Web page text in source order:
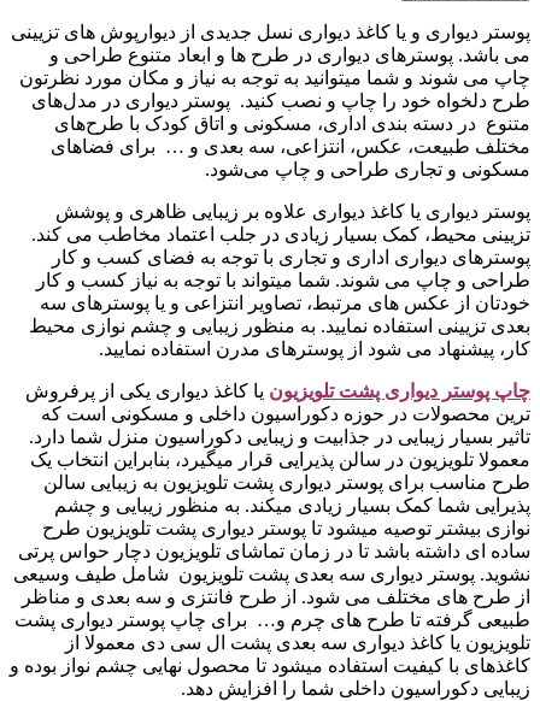
پوستر دیواری و یا کاغذ دیواری نسل جدیدی از دیوارپوش های تزیینی
می باشد. پوسترهای دیواری در طرح ها و ابعاد متنوع طراحی و
چاپ می شوند و شما میتوانید به توجه به نیاز و مکان مورد نظرتون
طرح دلخواه خود را چاپ و نصب کنید. پوستر دیواری در مدل‌های
متنوع در دسته‌ بندی اداری، مسکونی و اتاق کودک با طرح‌های
مختلف طبیعت، عکس، انتزاعی، سه بعدی و … برای فضاهای
مسکونی و تجاری طراحی و چاپ می‌شود.
پوستر دیواری یا کاغذ دیواری علاوه بر زیبایی ظاهری و پوشش
تزیینی محیط، کمک بسیار زیادی در جلب اعتماد مخاطب می کند.
پوسترهای دیواری اداری و تجاری با توجه به فضای کسب و کار
طراحی و چاپ می شوند. شما میتواند با توجه به نیاز کسب و کار
خودتان از عکس های مرتبط، تصاویر انتزاعی و یا پوسترهای سه
بعدی تزیینی استفاده نمایید. به منظور زیبایی و چشم نوازی محیط
کار، پیشنهاد می شود از پوسترهای مدرن استفاده نمایید.
چاپ پوستر دیواری پشت تلویزیون یا کاغذ دیواری یکی از پرفروش
ترین محصولات در حوزه دکوراسیون داخلی و مسکونی است که
تاثیر بسیار زیبایی در جذابیت و زیبایی دکوراسیون منزل شما دارد.
معمولا تلویزیون در سالن پذیرایی قرار میگیرد، بنابراین انتخاب یک
طرح مناسب برای پوستر دیواری پشت تلویزیون به زیبایی سالن
پذیرایی شما کمک بسیار زیادی میکند. به منظور زیبایی و چشم
نوازی بیشتر توصیه میشود تا پوستر دیواری پشت تلویزیون طرح
ساده ای داشته باشد تا در زمان تماشای تلویزیون دچار حواس پرتی
نشوید. پوستر دیواری سه بعدی پشت تلویزیون شامل طیف وسیعی
از طرح های مختلف می شود. از طرح فانتزی و سه بعدی و مناظر
طبیعی گرفته تا طرح های چرم و… برای چاپ پوستر دیواری پشت
تلویزیون یا کاغذ دیواری سه بعدی پشت ال سی دی معمولا از
کاغذهای با کیفیت استفاده میشود تا محصول نهایی چشم نواز بوده و
زیبایی دکوراسیون داخلی شما را افزایش دهد.